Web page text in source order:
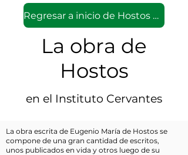
Regresar a inicio de Hostos Virtual
La obra de
Hostos
en el Instituto Cervantes
La obra escrita de Eugenio María de Hostos se
compone de una gran cantidad de escritos,
unos publicados en vida y otros luego de su